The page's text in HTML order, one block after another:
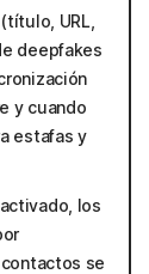
URL,
deepfakes
y cuando
estafas y
los
se